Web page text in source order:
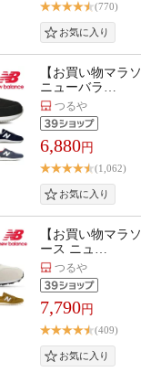
(770)
【お買い物マラ
ニューバラ…
つるや
6,880円
(1,062)
【お買い物マラ
ース ニュ…
つるや
7,790円
(409)